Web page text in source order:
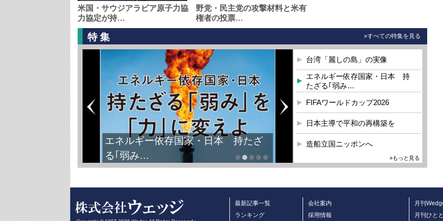
米国・サウジアラビア原子力協
力協定が持…
野党・民主党の攻撃材料と米有
権者の投票…
特集 »すべての特集を見る
FIFAワールドカップ2026
台湾「麗しの島」の実像
エネルギー依存国家・日本 持
たざる｢弱み…
FIFAワールドカップ2026
日本主導で平和の再構築を
造船立国ニッポンへ
»もっと見る
最新記事一覧
ランキング
会社案内
採用情報
月刊
月刊ひと